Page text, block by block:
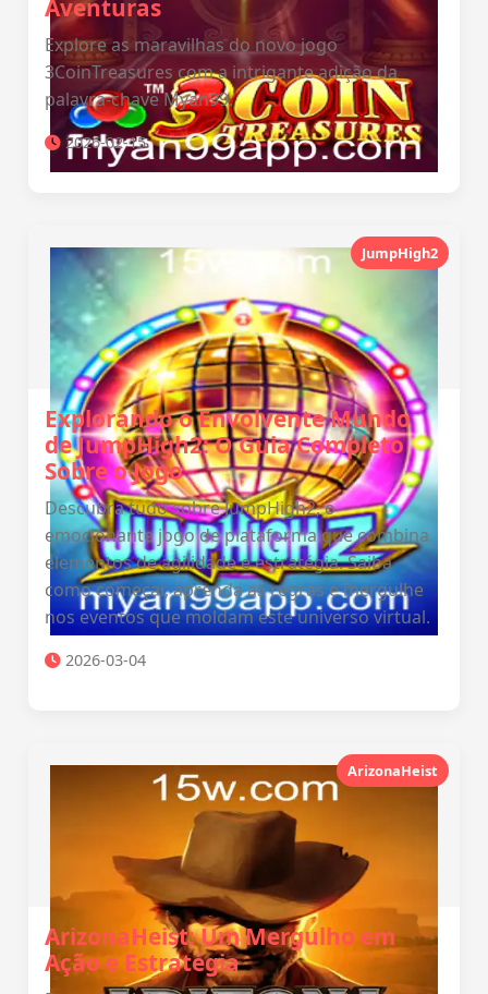
Aventuras
Explore as maravilhas do novo jogo
3CoinTreasures com a intrigante adição da
palavra-chave Myan99.
2026-02-15
JumpHigh2
Explorando o Envolvente Mundo
de JumpHigh2: O Guia Completo
Sobre o Jogo
Descubra tudo sobre JumpHigh2, o
emocionante jogo de plataforma que combina
elementos de agilidade e estratégia. Saiba
como começar, aprenda as regras e mergulhe
nos eventos que moldam este universo virtual.
2026-03-04
ArizonaHeist
ArizonaHeist: Um Mergulho em
Ação e Estratégia